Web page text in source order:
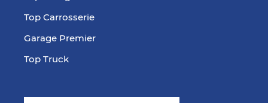
Top Carrosserie
Garage Premier
Top Truck